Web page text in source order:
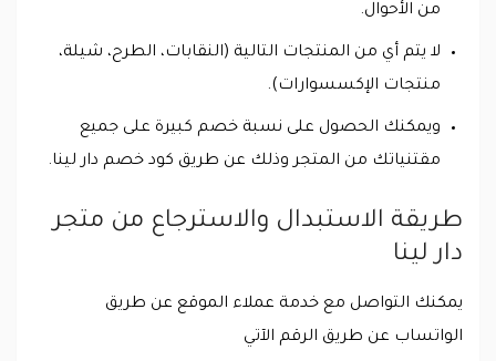
من الأحوال.
لا يتم أي من المنتجات التالية (النقابات، الطرح، شيلة،
منتجات الإكسسوارات).
ويمكنك الحصول على نسبة خصم كبيرة على جميع
مقتنياتك من المتجر وذلك عن طريق كود خصم دار لينا.
طريقة الاستبدال والاسترجاع من متجر
دار لينا
يمكنك التواصل مع خدمة عملاء الموقع عن طريق
الواتساب عن طريق الرقم الآتي